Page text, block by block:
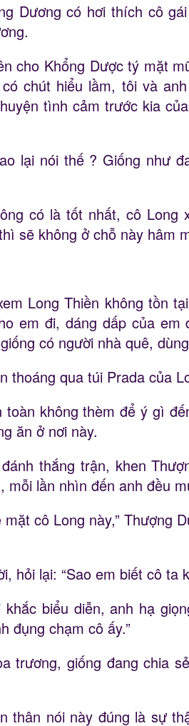
Dương có hơi thích cô
cho Khổng Dược tý mặt
chút hiểu lầm, tôi và
tình cảm trước kia
lại nói thế ? Giống như
có là tốt nhất, cô
sẽ không ở chỗ này hâm
Long Thiền không tồn
em đi, dáng dấp của
có người nhà quê,
thoáng qua túi Prada của
toàn không thèm để ý gì
ăn ở nơi này.
thắng trận, khen
mỗi lần nhìn đến anh đều
cô Long này,” Thượng
hỏi lại: “Sao em biết cô ta
khắc biểu diễn, anh hạ
đụng chạm cô ấy.”
trương, giống đang chia
thân nói này đúng là sự